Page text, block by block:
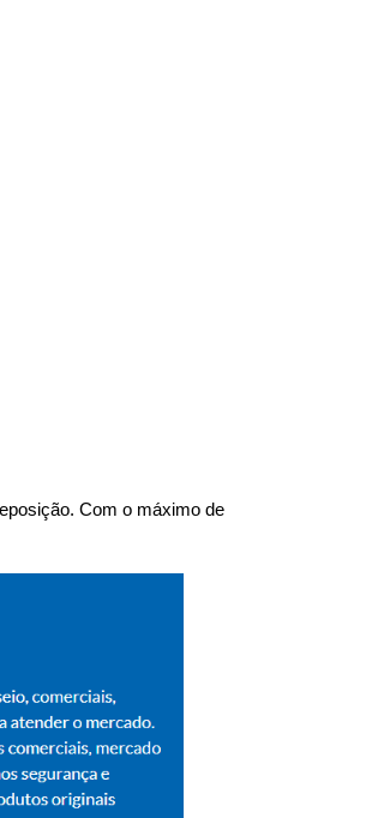
Com o máximo de